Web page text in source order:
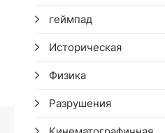
геймпад
Историческая
Физика
Разрушения